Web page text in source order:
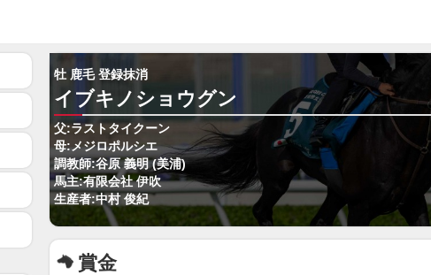
牡 鹿毛 登録抹消
イブキノショウグン
父:ラストタイクーン
母:メジロポルシエ
調教師:谷原 義明 (美浦)
馬主:有限会社 伊吹
生産者:中村 俊紀
賞金